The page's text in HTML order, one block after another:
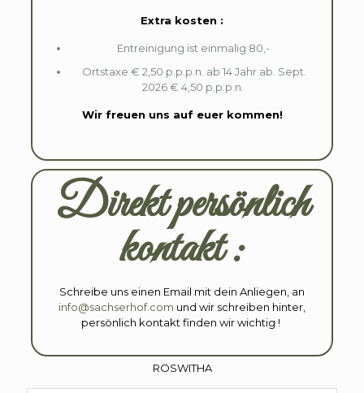
Extra kosten :
Entreinigung ist einmalig 80,-
Ortstaxe € 2,50 p.p.p.n. ab 14 Jahr ab. Sept.
2026 € 4,50 p.p.p.n.
Wir freuen uns auf euer kommen!
Direkt persönlich
kontakt :
Schreibe uns einen Email mit dein Anliegen, an
info@sachserhof.com und wir schreiben hinter,
persönlich kontakt finden wir wichtig !
ROSWITHA